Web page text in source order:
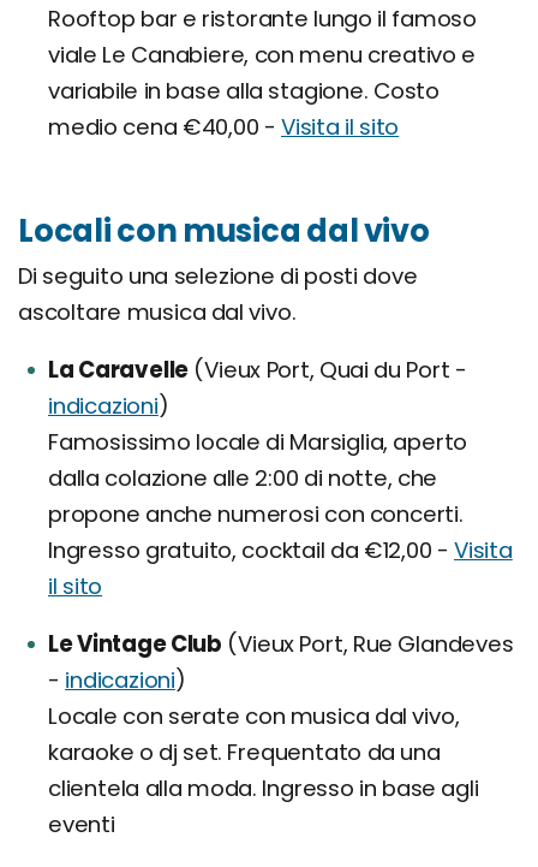
Rooftop bar e ristorante lungo il famoso
viale Le Canabiere, con menu creativo e
variabile in base alla stagione. Costo
medio cena €40,00 -Visita il sito
Locali con musica dal vivo
Di seguito una selezione di posti dove
ascoltare musica dal vivo.
La Caravelle (Vieux Port, Quai du Port -
indicazioni)
Famosissimo locale di Marsiglia, aperto
dalla colazione alle 2:00 di notte, che
propone anche numerosi con concerti.
Ingresso gratuito, cocktail da €12,00 - Visita
il sito
Le Vintage Club (Vieux Port, Rue Glandeves
- indicazioni)
Locale con serate con musica dal vivo,
karaoke o dj set. Frequentato da una
clientela alla moda. Ingresso in base agli
eventi